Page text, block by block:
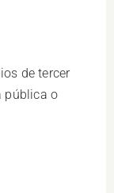
de tercer
pública o